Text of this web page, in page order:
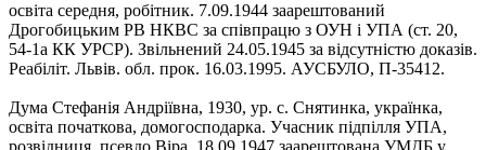
освіта середня, робітник. 7.09.1944 заарештований
Дрогобицьким РВ НКВС за співпрацю з ОУН і УПА (ст. 20,
54-1а КК УРСР). Звільнений 24.05.1945 за відсутністю доказів.
Реабіліт. Львів. обл. прок. 16.03.1995. АУСБУЛО, П-35412.
Дума Стефанія Андріївна, 1930, ур. с. Снятинка, українка,
освіта початкова, домогосподарка. Учасник підпілля УПА,
розвідниця, псевдо Віра. 18.09.1947 заарештована УМДБ у